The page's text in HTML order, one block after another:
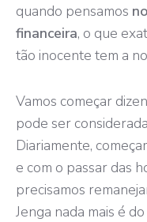
quando pensamos
financeira, o que
tão inocente tem a
Vamos começar
pode ser
Diariamente,
e com o passar das
precisamos
Jenga nada mais é